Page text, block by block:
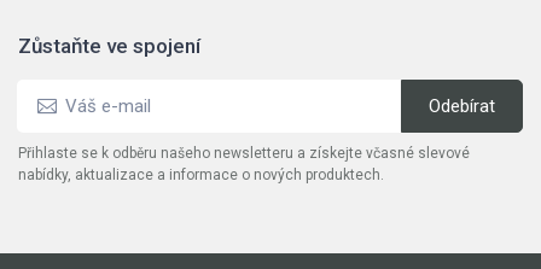
Zůstaňte ve spojení
Přihlaste se k odběru našeho newsletteru a získejte včasné slevové
nabídky, aktualizace a informace o nových produktech.